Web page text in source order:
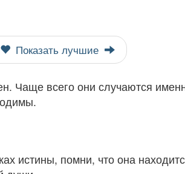
Показать лучшие
Чаще всего они случаются
истины, помни, что она